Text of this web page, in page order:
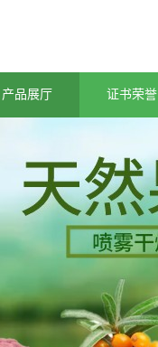
产品展厅 证书荣誉